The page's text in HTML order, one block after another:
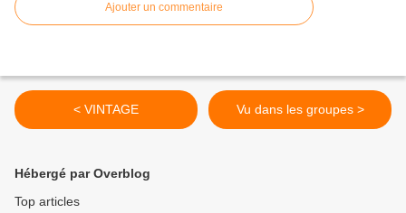
Ajouter un commentaire
< VINTAGE Vu dans les groupes >
Hébergé par Overblog
Top articles